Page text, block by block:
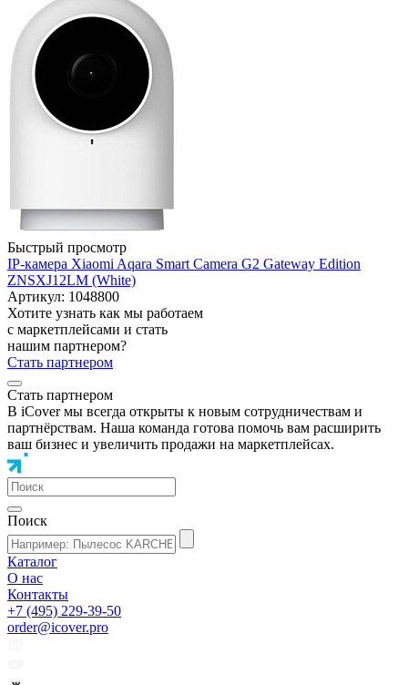
Быстрый просмотр
IP-камера Xiaomi Aqara Smart Camera G2 Gateway Edition
ZNSXJ12LM (White)
Артикул: 1048800
Хотите узнать как мы работаем
с маркетплейсами и стать
нашим партнером?
Стать партнером
Стать партнером
В iCover мы всегда открыты к новым сотрудничествам и
партнёрствам. Наша команда готова помочь вам расширить
ваш бизнес и увеличить продажи на маркетплейсах.
Поиск
Каталог
О нас
Контакты
+7 (495) 229-39-50
order@icover.pro